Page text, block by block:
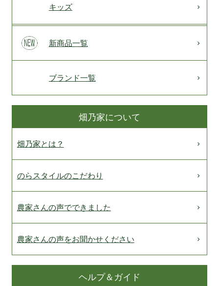
キッズ
新商品一覧
ブランド一覧
畑乃家について
畑乃家とは？
のらスタイルのこだわり
農家さんの声でできました
農家さんの声をお聞かせください
ヘルプ＆ガイド